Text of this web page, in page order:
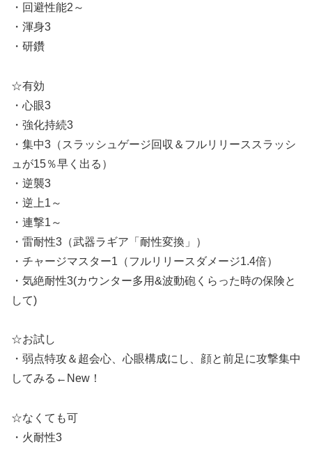
・回避性能2～
・渾身3
・研鑽
☆有効
・心眼3
・強化持続3
・集中3（スラッシュゲージ回収＆フルリリーススラッシ
ュが15％早く出る）
・逆襲3
・逆上1～
・連撃1～
・雷耐性3（武器ラギア「耐性変換」）
・チャージマスター1（フルリリースダメージ1.4倍）
・気絶耐性3(カウンター多用&波動砲くらった時の保険と
して)
☆お試し
・弱点特攻＆超会心、心眼構成にし、顔と前足に攻撃集中
してみる←New！
☆なくても可
・火耐性3